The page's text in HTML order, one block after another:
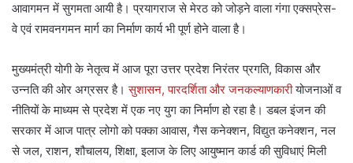
आवागमन में सुगमता आयी है। प्रयागराज से मेरठ को जोड़ने वाला गंगा एक्सप्रेस-
वे एवं रामवनगमन मार्ग का निर्माण कार्य भी पूर्ण होने वाला है।
मुख्यमंत्री योगी के नेतृत्व में आज पूरा उत्तर प्रदेश निरंतर प्रगति, विकास और
उन्नति की ओर अग्रसर है।सुशासन, पारदर्शिता और जनकल्याणकारीयोजनाओं व
नीतियों के माध्यम से प्रदेश में एक नए युग का निर्माण हो रहा है। डबल इंजन की
सरकार में आज पात्र लोगो को पक्का आवास, गैस कनेक्शन, विद्युत कनेक्शन, नल
से जल, राशन, शौचालय, शिक्षा, इलाज के लिए आयुष्मान कार्ड की सुविधाएं मिली